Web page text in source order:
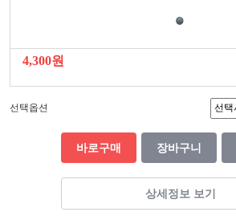
4,300원
선택옵션
바로구매 장바구니
상세정보 보기